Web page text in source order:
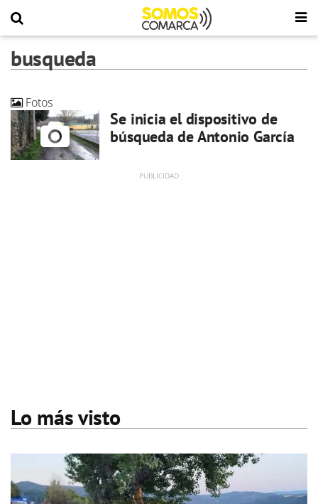
busqueda
Fotos
Se inicia el dispositivo de
búsqueda de Antonio García
Lo más visto